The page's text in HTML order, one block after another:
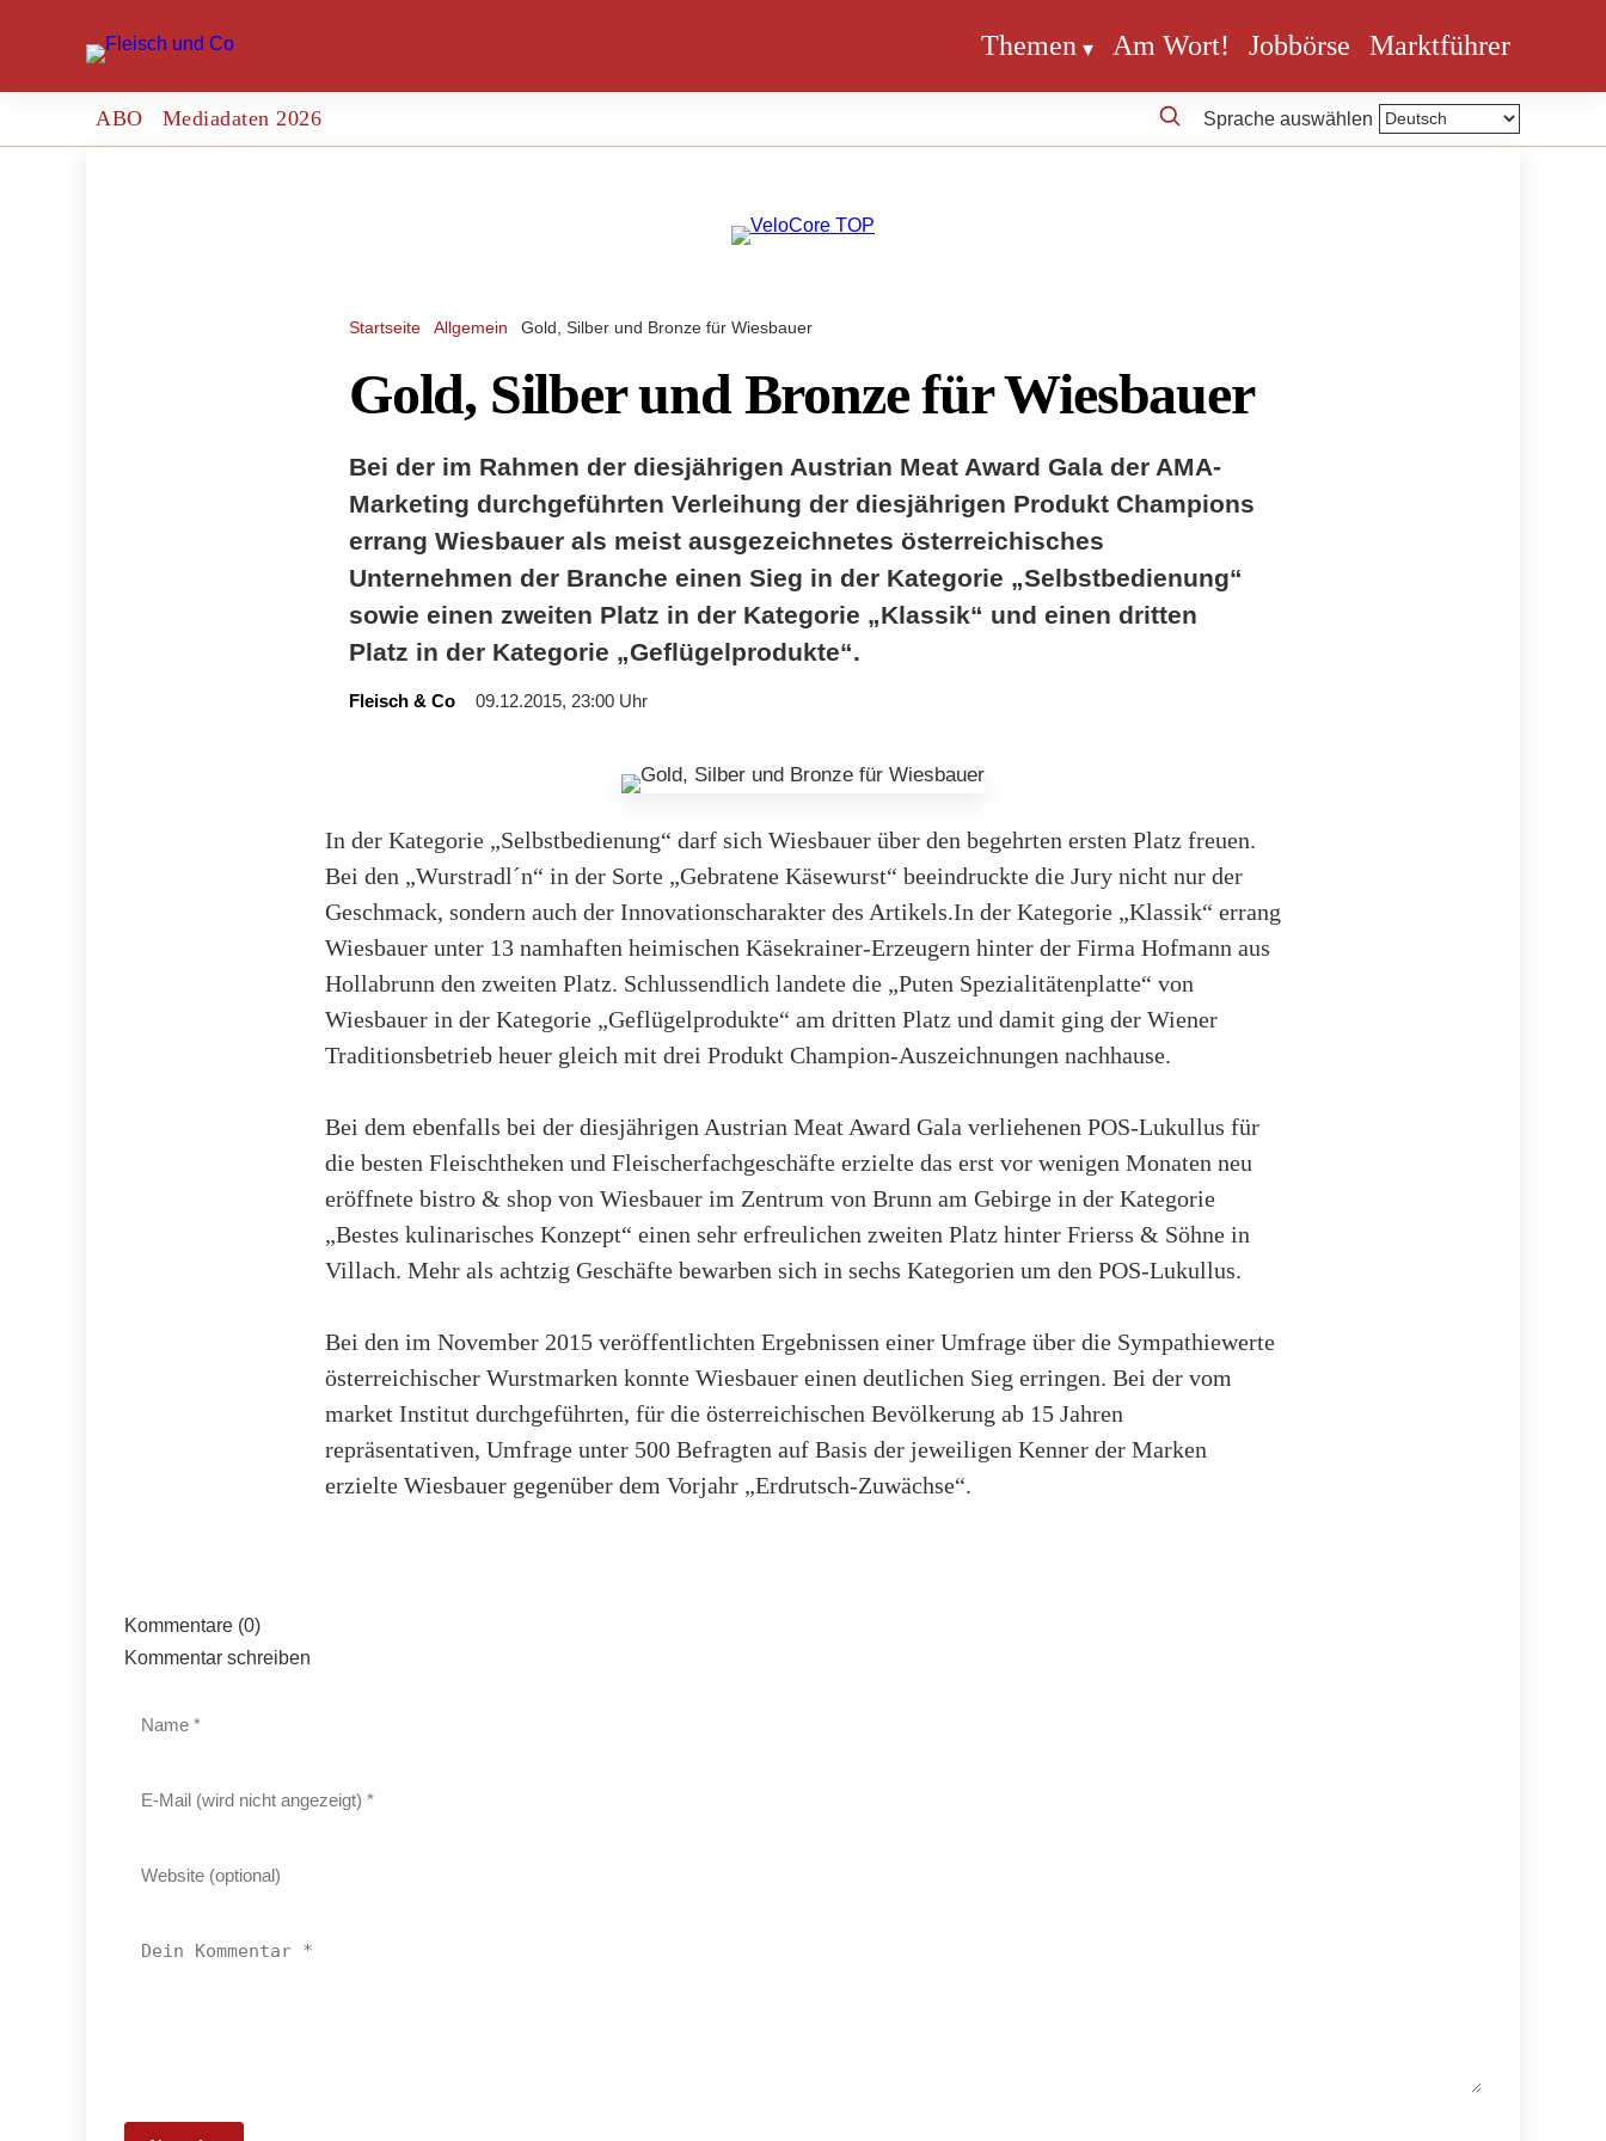
Themen Am Wort! Jobbörse Marktführer
ABO Mediadaten 2026 Sprache auswählen
Startseite Allgemein Gold, Silber und Bronze für Wiesbauer
Gold, Silber und Bronze für Wiesbauer
Bei der im Rahmen der diesjährigen Austrian Meat Award Gala der AMA-
Marketing durchgeführten Verleihung der diesjährigen Produkt Champions
errang Wiesbauer als meist ausgezeichnetes österreichisches
Unternehmen der Branche einen Sieg in der Kategorie „Selbstbedienung“
sowie einen zweiten Platz in der Kategorie „Klassik“ und einen dritten
Platz in der Kategorie „Geflügelprodukte“.
Fleisch & Co 09.12.2015, 23:00 Uhr
In der Kategorie „Selbstbedienung“ darf sich Wiesbauer über den begehrten ersten Platz freuen.
Bei den „Wurstradl´n“ in der Sorte „Gebratene Käsewurst“ beeindruckte die Jury nicht nur der
Geschmack, sondern auch der Innovationscharakter des Artikels.In der Kategorie „Klassik“ errang
Wiesbauer unter 13 namhaften heimischen Käsekrainer-Erzeugern hinter der Firma Hofmann aus
Hollabrunn den zweiten Platz. Schlussendlich landete die „Puten Spezialitätenplatte“ von
Wiesbauer in der Kategorie „Geflügelprodukte“ am dritten Platz und damit ging der Wiener
Traditionsbetrieb heuer gleich mit drei Produkt Champion-Auszeichnungen nachhause.
Bei dem ebenfalls bei der diesjährigen Austrian Meat Award Gala verliehenen POS-Lukullus für
die besten Fleischtheken und Fleischerfachgeschäfte erzielte das erst vor wenigen Monaten neu
eröffnete bistro & shop von Wiesbauer im Zentrum von Brunn am Gebirge in der Kategorie
„Bestes kulinarisches Konzept“ einen sehr erfreulichen zweiten Platz hinter Frierss & Söhne in
Villach. Mehr als achtzig Geschäfte bewarben sich in sechs Kategorien um den POS-Lukullus.
Bei den im November 2015 veröffentlichten Ergebnissen einer Umfrage über die Sympathiewerte
österreichischer Wurstmarken konnte Wiesbauer einen deutlichen Sieg erringen. Bei der vom
market Institut durchgeführten, für die österreichischen Bevölkerung ab 15 Jahren
repräsentativen, Umfrage unter 500 Befragten auf Basis der jeweiligen Kenner der Marken
erzielte Wiesbauer gegenüber dem Vorjahr „Erdrutsch-Zuwächse“.
Kommentare (0)
Kommentar schreiben